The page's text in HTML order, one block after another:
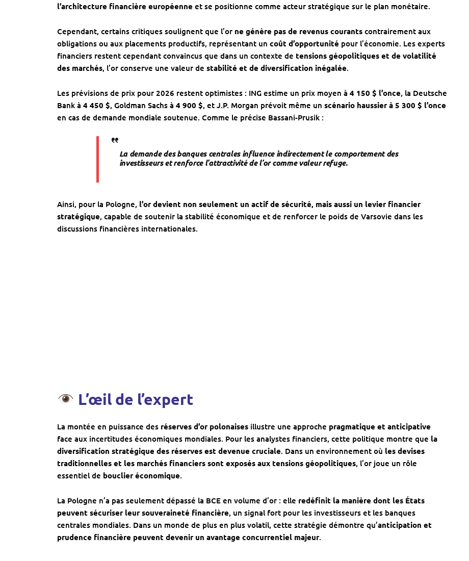
l’architecture financière européenne et se positionne comme acteur stratégique sur le plan monétaire.
Cependant, certains critiques soulignent que l’or ne génère pas de revenus courants contrairement aux
obligations ou aux placements productifs, représentant un coût d’opportunité pour l’économie. Les experts
financiers restent cependant convaincus que dans un contexte de tensions géopolitiques et de volatilité
des marchés, l’or conserve une valeur de stabilité et de diversification inégalée.
Les prévisions de prix pour 2026 restent optimistes : ING estime un prix moyen à 4 150 $ l’once, la Deutsche
Bank à 4 450 $, Goldman Sachs à 4 900 $, et J.P. Morgan prévoit même un scénario haussier à 5 300 $ l’once
en cas de demande mondiale soutenue. Comme le précise Bassani-Prusik :
La demande des banques centrales influence indirectement le comportement des
investisseurs et renforce l’attractivité de l’or comme valeur refuge.
Ainsi, pour la Pologne, l’or devient non seulement un actif de sécurité, mais aussi un levier financier
stratégique, capable de soutenir la stabilité économique et de renforcer le poids de Varsovie dans les
discussions financières internationales.
L’œil de l’expert
La montée en puissance des réserves d’or polonaises illustre une approche pragmatique et anticipative
face aux incertitudes économiques mondiales. Pour les analystes financiers, cette politique montre que la
diversification stratégique des réserves est devenue cruciale. Dans un environnement où les devises
traditionnelles et les marchés financiers sont exposés aux tensions géopolitiques, l’or joue un rôle
essentiel de bouclier économique.
La Pologne n’a pas seulement dépassé la BCE en volume d’or : elle redéfinit la manière dont les États
peuvent sécuriser leur souveraineté financière, un signal fort pour les investisseurs et les banques
centrales mondiales. Dans un monde de plus en plus volatil, cette stratégie démontre qu’anticipation et
prudence financière peuvent devenir un avantage concurrentiel majeur.